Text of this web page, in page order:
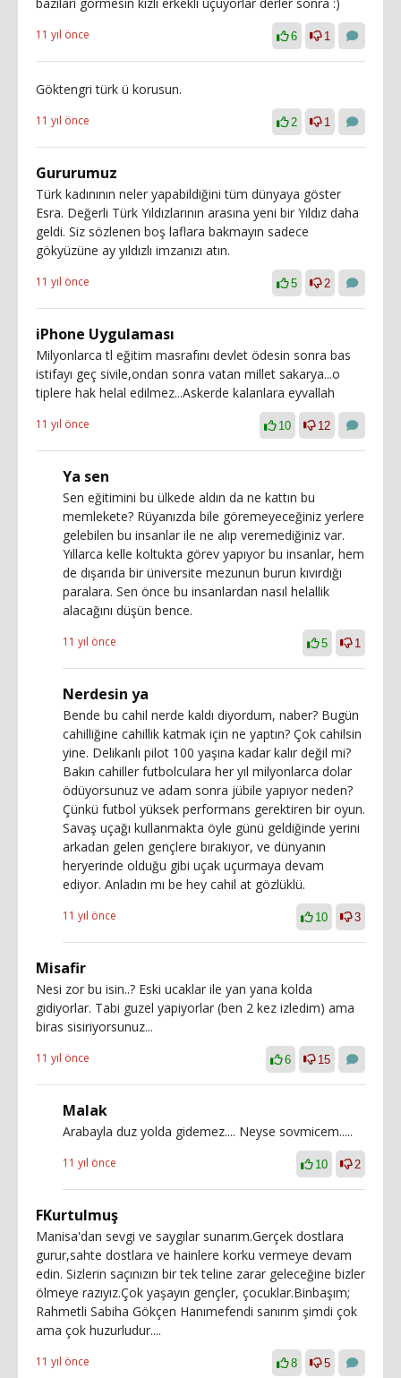
11 yıl önce 6 1
Göktengri türk ü korusun.
11 yıl önce 2 1
Gururumuz
Türk kadınının neler yapabildiğini tüm dünyaya göster
Esra. Değerli Türk Yıldızlarının arasına yeni bir Yıldız daha
geldi. Siz sözlenen boş laflara bakmayın sadece
gökyüzüne ay yıldızlı imzanızı atın.
11 yıl önce 5 2
iPhone Uygulaması
Milyonlarca tl eğitim masrafını devlet ödesin sonra bas
istifayı geç sivile,ondan sonra vatan millet sakarya...o
tiplere hak helal edilmez...Askerde kalanlara eyvallah
11 yıl önce 10 12
Ya sen
Sen eğitimini bu ülkede aldın da ne kattın bu
memlekete? Rüyanızda bile göremeyeceğiniz yerlere
gelebilen bu insanlar ile ne alıp veremediğiniz var.
Yıllarca kelle koltukta görev yapıyor bu insanlar, hem
de dışarıda bir üniversite mezunun burun kıvırdığı
paralara. Sen önce bu insanlardan nasıl helallik
alacağını düşün bence.
11 yıl önce 5 1
Nerdesin ya
Bende bu cahil nerde kaldı diyordum, naber? Bugün
cahilliğine cahillik katmak için ne yaptın? Çok cahilsin
yine. Delikanlı pilot 100 yaşına kadar kalır değil mi?
Bakın cahiller futbolculara her yıl milyonlarca dolar
ödüyorsunuz ve adam sonra jübile yapıyor neden?
Çünkü futbol yüksek performans gerektiren bir oyun.
Savaş uçağı kullanmakta öyle günü geldiğinde yerini
arkadan gelen gençlere bırakıyor, ve dünyanın
heryerinde olduğu gibi uçak uçurmaya devam
ediyor. Anladın mı be hey cahil at gözlüklü.
11 yıl önce 10 3
Misafir
Nesi zor bu isin..? Eski ucaklar ile yan yana kolda
gidiyorlar. Tabi guzel yapiyorlar (ben 2 kez izledim) ama
biras sisiriyorsunuz...
11 yıl önce 6 15
Malak
Arabayla duz yolda gidemez.... Neyse sovmicem.....
11 yıl önce 10 2
FKurtulmuş
Manisa'dan sevgi ve saygılar sunarım.Gerçek dostlara
gurur,sahte dostlara ve hainlere korku vermeye devam
edin. Sizlerin saçınızın bir tek teline zarar geleceğine bizler
ölmeye razıyız.Çok yaşayın gençler, çocuklar.Binbaşım;
Rahmetli Sabiha Gökçen Hanımefendi sanırım şimdi çok
ama çok huzurludur....
11 yıl önce 8 5